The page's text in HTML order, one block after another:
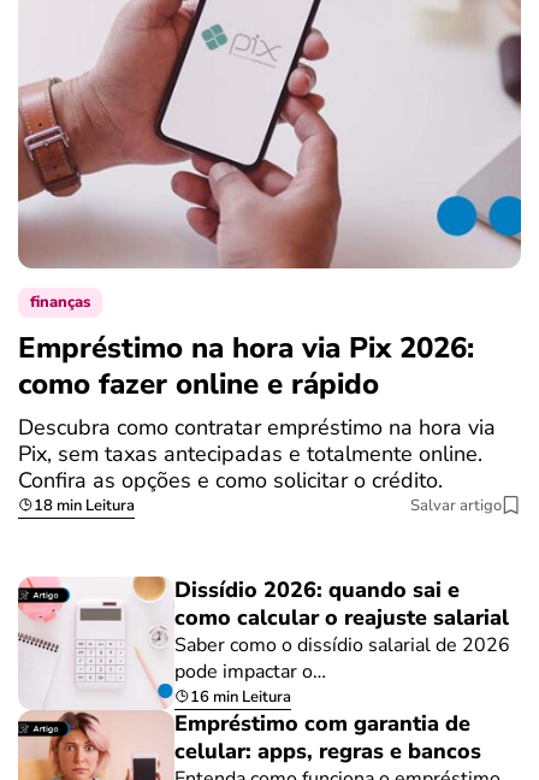
finanças
Empréstimo na hora via Pix 2026:
como fazer online e rápido
Descubra como contratar empréstimo na hora via
Pix, sem taxas antecipadas e totalmente online.
Confira as opções e como solicitar o crédito.
18 min Leitura Salvar artigo
Dissídio 2026: quando sai e
como calcular o reajuste salarial
Saber como o dissídio salarial de 2026
pode impactar o…
16 min Leitura
Empréstimo com garantia de
celular: apps, regras e bancos